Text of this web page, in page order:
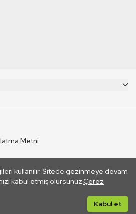
kullanılır. Sitede gezinmeye devam
kabul etmiş olursunuz.Çerez
Kabul et
Metni
TRT. Bağlantı yoluyla gidilen dış